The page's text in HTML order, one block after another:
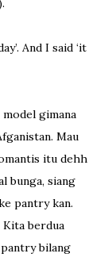
And I said ‘it
gimana
Mau
itu dehh
bunga, siang
pantry kan.
Kita berdua
bilang